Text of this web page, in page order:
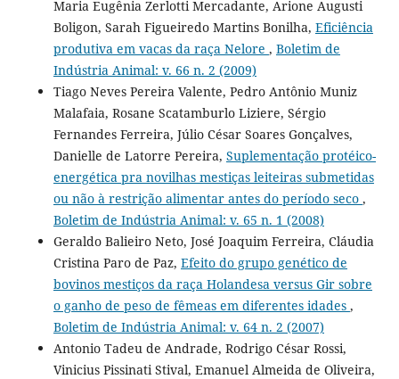
Maria Eugênia Zerlotti Mercadante, Arione Augusti
Boligon, Sarah Figueiredo Martins Bonilha, Eficiência
produtiva em vacas da raça Nelore , Boletim de
Indústria Animal: v. 66 n. 2 (2009)
Tiago Neves Pereira Valente, Pedro Antônio Muniz
Malafaia, Rosane Scatamburlo Liziere, Sérgio
Fernandes Ferreira, Júlio César Soares Gonçalves,
Danielle de Latorre Pereira, Suplementação protéico-
energética pra novilhas mestiças leiteiras submetidas
ou não à restrição alimentar antes do período seco ,
Boletim de Indústria Animal: v. 65 n. 1 (2008)
Geraldo Balieiro Neto, José Joaquim Ferreira, Cláudia
Cristina Paro de Paz, Efeito do grupo genético de
bovinos mestiços da raça Holandesa versus Gir sobre
o ganho de peso de fêmeas em diferentes idades ,
Boletim de Indústria Animal: v. 64 n. 2 (2007)
Antonio Tadeu de Andrade, Rodrigo César Rossi,
Vinicius Pissinati Stival, Emanuel Almeida de Oliveira,